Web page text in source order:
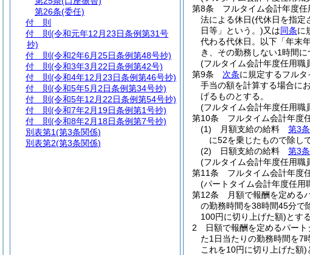
第8条
フルタイム会計年度任
法による休日(代休日を指定
日等」という。)又は同条に
代わる代休日。以下「年末
き、その勤務しない1時間に
(フルタイム会計年度任用職
第9条
次条に規定するフル
手当の額を計算する場合に
げるものとする。
(フルタイム会計年度任用職
第10条
フルタイム会計年度
(1)
月額支給の給料 第3
に52を乗じたもので除し
(2)
日額支給の給料 第3
(フルタイム会計年度任用職
第11条
フルタイム会計年度
(パートタイム会計年度任用
第12条
月額で報酬を定める
の勤務時間を38時間45分で
100円に切り上げた額)とする
2
日額で報酬を定めるパー
た1日当たりの勤務時間を7
これを10円に切り上げた額)
第26条(委任)
付 則
付 則 (令和元年12月23日条例第31号
抄)
付 則 (令和2年6月25日条例第48号抄)
付 則 (令和3年3月22日条例第42号)
付 則 (令和4年12月23日条例第46号抄)
付 則 (令和5年5月2日条例第34号抄)
付 則 (令和5年12月22日条例第54号抄)
付 則 (令和7年2月19日条例第1号抄)
付 則 (令和8年2月18日条例第7号抄)
別表第1(第3条関係)
別表第2(第3条関係)